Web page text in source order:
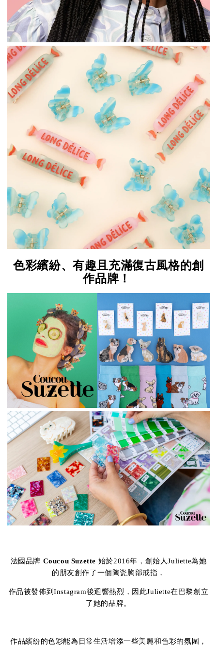
色彩繽紛、有趣且充滿復古風格的創
作品牌！
法國品牌 Coucou Suzette 始於2016年，創始人Juliette為她
的朋友創作了一個陶瓷胸部戒指，
作品被發佈到Instagram後迴響熱烈，因此Juliette在巴黎創立
了她的品牌。
作品繽紛的色彩能為日常生活增添一些美麗和色彩的氛圍，